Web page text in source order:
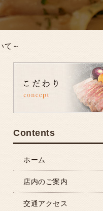
て～
Contents
ホーム
店内のご案内
交通アクセス